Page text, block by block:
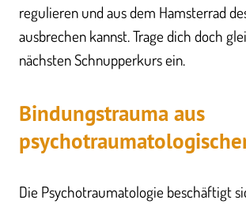
regulieren und aus dem Hamsterrad
ausbrechen kannst. Trage dich doch
nächsten Schnupperkurs ein.
Bindungstrauma aus
p
Die Psychotraumatologie beschäftigt